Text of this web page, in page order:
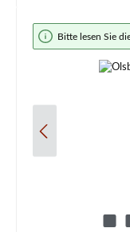
Bildergalerie
Bitte lesen Sie